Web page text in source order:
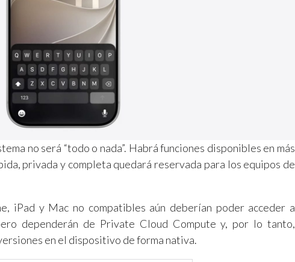
no será “todo o nada”. Habrá funciones disponibles en más
privada y completa quedará reservada para los equipos de
iPad y Mac no compatibles aún deberían poder acceder a
dependerán de Private Cloud Compute y, por lo tanto,
en el dispositivo de forma nativa.